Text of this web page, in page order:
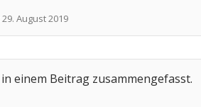
29. August 2019
einem Beitrag zusammengefasst.